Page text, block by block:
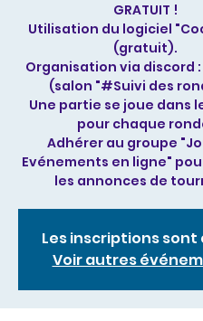
GRATUIT !
Utilisation du logiciel
(gratuit).
Organisation via discord :
(salon "#Suivi des
Une partie se joue dans
pour chaque
Adhérer au groupe
Evénements en ligne"
les annonces de
Les inscriptions sont
Voir autres